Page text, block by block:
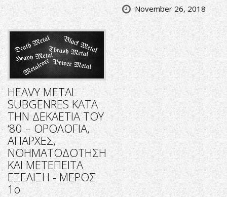
November 26, 2018
HEAVY METAL
SUBGENRES ΚΑΤΑ
ΤΗΝ ΔΕΚΑΕΤΙΑ ΤΟΥ
‘80 – ΟΡΟΛΟΓΙΑ,
ΑΠΑΡΧΕΣ,
ΝΟΗΜΑΤΟΔΟΤΗΣΗ
ΚΑΙ ΜΕΤΕΠΕΙΤΑ
ΕΞΕΛΙΞΗ - ΜΕΡΟΣ
1ο